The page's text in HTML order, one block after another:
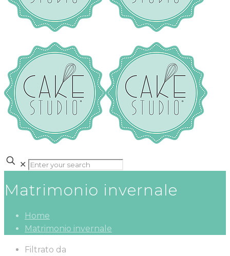
✕
Matrimonio invernale
Home
Matrimonio invernale
Filtrato da